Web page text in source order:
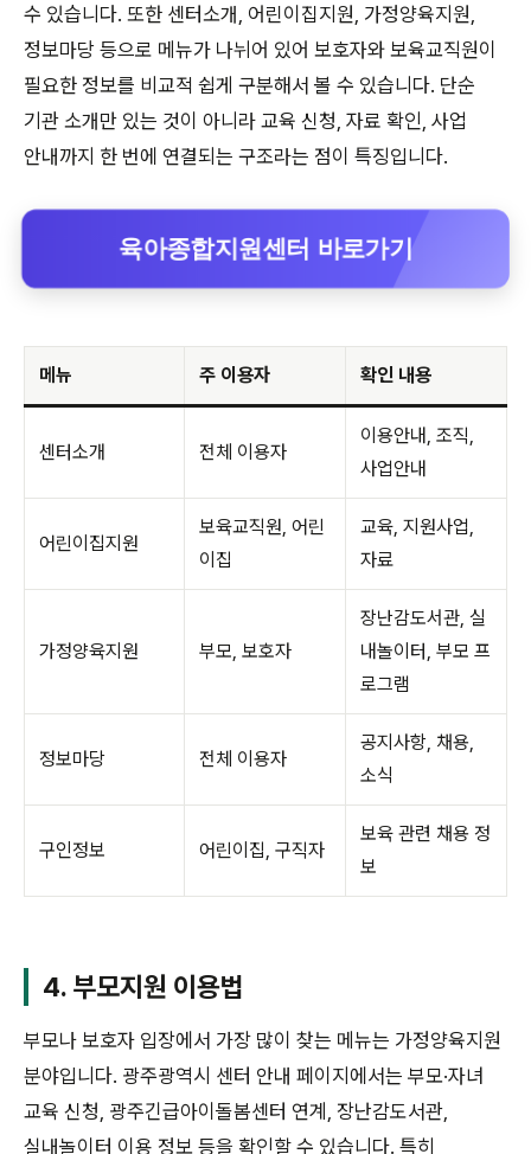
수 있습니다. 또한 센터소개, 어린이집지원, 가정양육지원,
정보마당 등으로 메뉴가 나뉘어 있어 보호자와 보육교직원이
필요한 정보를 비교적 쉽게 구분해서 볼 수 있습니다. 단순
기관 소개만 있는 것이 아니라 교육 신청, 자료 확인, 사업
안내까지 한 번에 연결되는 구조라는 점이 특징입니다.
육아종합지원센터 바로가기
메뉴 주 이용자 확인 내용
센터소개 전체 이용자
이용안내, 조직,
사업안내
어린이집지원
보육교직원, 어린
이집
교육, 지원사업,
자료
가정양육지원 부모, 보호자
장난감도서관, 실
내놀이터, 부모 프
로그램
정보마당 전체 이용자
공지사항, 채용,
소식
구인정보 어린이집, 구직자
보육 관련 채용 정
보
4. 부모지원 이용법
부모나 보호자 입장에서 가장 많이 찾는 메뉴는 가정양육지원
분야입니다. 광주광역시 센터 안내 페이지에서는 부모·자녀
교육 신청, 광주긴급아이돌봄센터 연계, 장난감도서관,
실내놀이터 이용 정보 등을 확인할 수 있습니다. 특히